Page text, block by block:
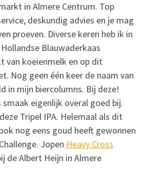
in Almere Centrum. Top
deskundig advies en je mag
proeven. Diverse keren heb ik in
Blauwaderkaas
van koeienmelk en op dit
Nog geen één keer de naam van
in mijn biercolumns. Bij deze!
smaak eigenlijk overal goed bij.
Tripel IPA. Helemaal als dit
nog eens goud heeft gewonnen
Jopen Heavy Cross
de Albert Heijn in Almere